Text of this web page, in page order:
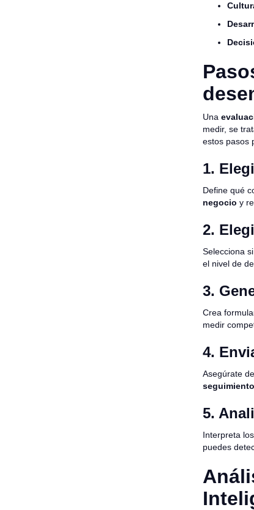
Una
medir, se
estos pasos
1.
Define qué
negocio y
2.
Selecciona
el nivel de
3.
Crea
medir
4.
Asegúrate
5.
Interpreta
puedes